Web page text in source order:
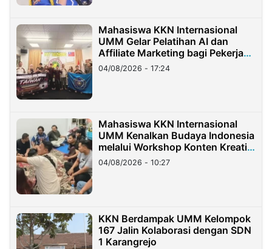
Mahasiswa KKN Internasional
UMM Gelar Pelatihan AI dan
Affiliate Marketing bagi Pekerja
Migran Indonesia di Taiwan
04/08/2026 - 17:24
Mahasiswa KKN Internasional
UMM Kenalkan Budaya Indonesia
melalui Workshop Konten Kreatif
di Taiwan
04/08/2026 - 10:27
KKN Berdampak UMM Kelompok
167 Jalin Kolaborasi dengan SDN
1 Karangrejo